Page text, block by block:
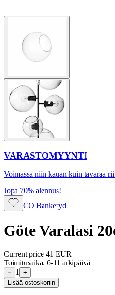
VARASTOMYYNTI
Voimassa niin kauan kuin tavaraa
Jopa 70% alennus!
CO Bankeryd
Göte Varalasi
Current price 41 EUR
Toimitusaika: 6-11 arkipäivä
− 1
+
Lisää ostoskoriin